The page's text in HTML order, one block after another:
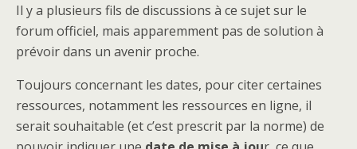
Il y a plusieurs fils de discussions à ce sujet sur le
forum officiel, mais apparemment pas de solution à
prévoir dans un avenir proche.
Toujours concernant les dates, pour citer certaines
ressources, notamment les ressources en ligne, il
serait souhaitable (et c’est prescrit par la norme) de